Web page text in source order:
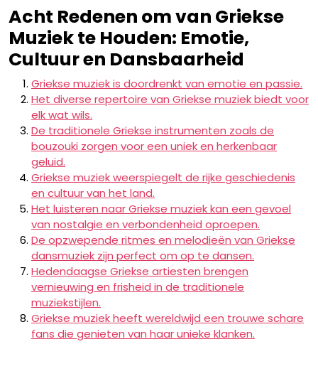
Acht Redenen om van Griekse
Muziek te Houden: Emotie,
Cultuur en Dansbaarheid
Griekse muziek is doordrenkt van emotie en passie.
Het diverse repertoire van Griekse muziek biedt voor
elk wat wils.
De traditionele Griekse instrumenten zoals de
bouzouki zorgen voor een uniek en herkenbaar
geluid.
Griekse muziek weerspiegelt de rijke geschiedenis
en cultuur van het land.
Het luisteren naar Griekse muziek kan een gevoel
van nostalgie en verbondenheid oproepen.
De opzwepende ritmes en melodieën van Griekse
dansmuziek zijn perfect om op te dansen.
Hedendaagse Griekse artiesten brengen
vernieuwing en frisheid in de traditionele
muziekstijlen.
Griekse muziek heeft wereldwijd een trouwe schare
fans die genieten van haar unieke klanken.